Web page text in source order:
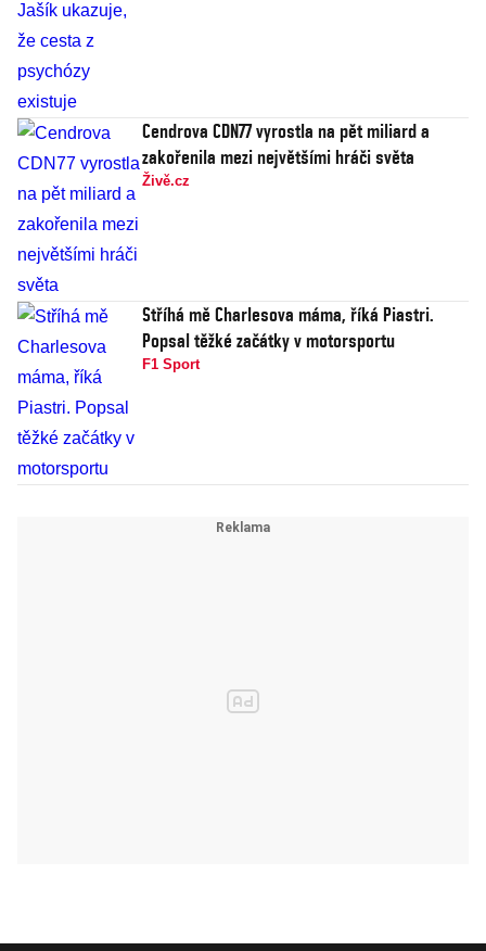
Cendrova CDN77 vyrostla na pět miliard a
zakořenila mezi největšími hráči světa
Živě.cz
Stříhá mě Charlesova máma, říká Piastri.
Popsal těžké začátky v motorsportu
F1 Sport